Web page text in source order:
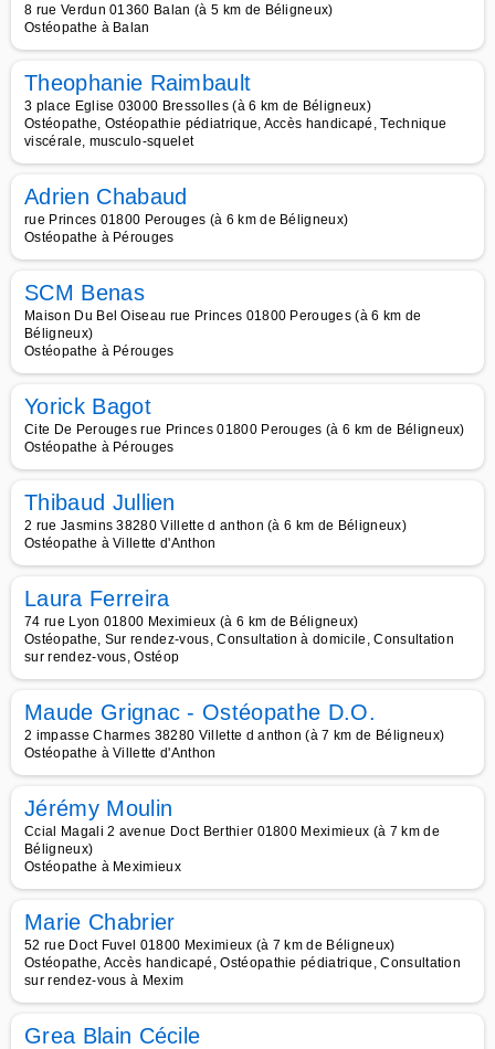
8 rue Verdun 01360 Balan (à 5 km de Béligneux)
Ostéopathe à Balan
Theophanie Raimbault
3 place Eglise 03000 Bressolles (à 6 km de Béligneux)
Ostéopathe, Ostéopathie pédiatrique, Accès handicapé, Technique
viscérale, musculo-squelet
Adrien Chabaud
rue Princes 01800 Perouges (à 6 km de Béligneux)
Ostéopathe à Pérouges
SCM Benas
Maison Du Bel Oiseau rue Princes 01800 Perouges (à 6 km de
Béligneux)
Ostéopathe à Pérouges
Yorick Bagot
Cite De Perouges rue Princes 01800 Perouges (à 6 km de Béligneux)
Ostéopathe à Pérouges
Thibaud Jullien
2 rue Jasmins 38280 Villette d anthon (à 6 km de Béligneux)
Ostéopathe à Villette d'Anthon
Laura Ferreira
74 rue Lyon 01800 Meximieux (à 6 km de Béligneux)
Ostéopathe, Sur rendez-vous, Consultation à domicile, Consultation
sur rendez-vous, Ostéop
Maude Grignac - Ostéopathe D.O.
2 impasse Charmes 38280 Villette d anthon (à 7 km de Béligneux)
Ostéopathe à Villette d'Anthon
Jérémy Moulin
Ccial Magali 2 avenue Doct Berthier 01800 Meximieux (à 7 km de
Béligneux)
Ostéopathe à Meximieux
Marie Chabrier
52 rue Doct Fuvel 01800 Meximieux (à 7 km de Béligneux)
Ostéopathe, Accès handicapé, Ostéopathie pédiatrique, Consultation
sur rendez-vous à Mexim
Grea Blain Cécile